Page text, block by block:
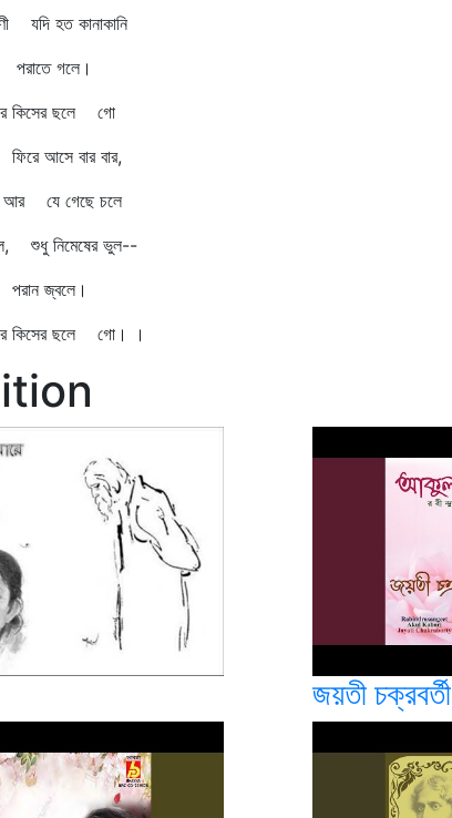
যদি হত কানাকানি
পরাতে গলে।
কিসের ছলে গো
ফিরে আসে বার বার,
আর যে গেছে চলে
শুধু নিমেষের ভুল--
পরান জ্বলে।
কিসের ছলে গো। ।
জয়তী চক্রবর্তী